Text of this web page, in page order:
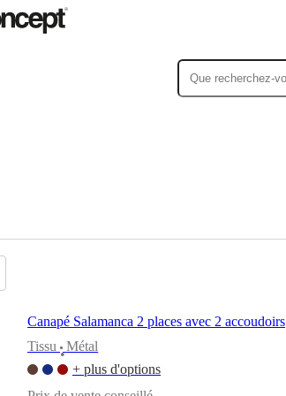
Canapé Salamanca 2 places avec 2 accoudoirs
Tissu
•
Métal
+ plus d'options